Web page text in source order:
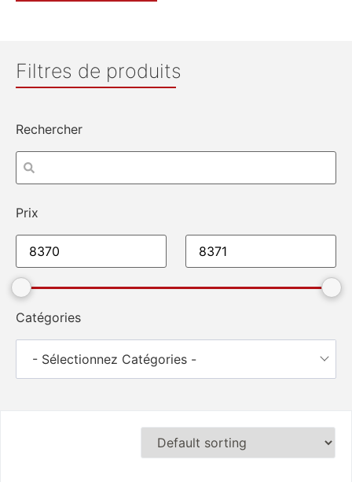
Filtres de produits
Rechercher
Prix
Catégories
- Sélectionnez Catégories -